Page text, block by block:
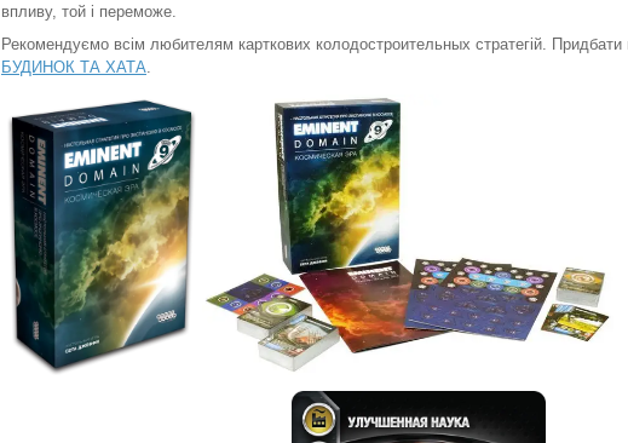
впливу, той і переможе.
Рекомендуємо всім любителям карткових колодостроительных стратегій. Придбати
БУДИНОК ТА ХАТА